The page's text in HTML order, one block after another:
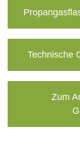
Technische
Zum